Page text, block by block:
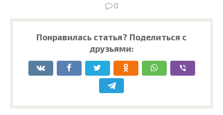
0
Понравилась статья? Поделиться с
друзьями: